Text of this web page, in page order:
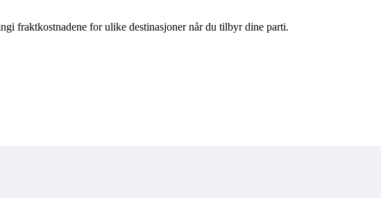
fraktkostnadene for ulike destinasjoner når du tilbyr dine parti.